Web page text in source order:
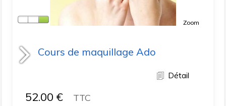
Zoom
Cours de maquillage Ado
Détail
52.00 € TTC